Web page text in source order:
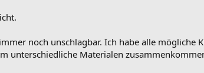
noch unschlagbar. Ich habe alle mögliche
unterschiedliche Materialen